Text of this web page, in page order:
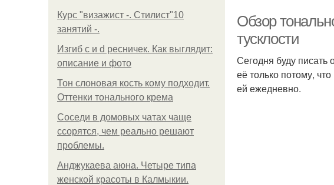
Курс "визажист -. Стилист"10
занятий -.
Изгиб c и d ресничек. Как выглядит:
описание и фото
Тон слоновая кость кому подходит.
Оттенки тонального крема
Соседи в домовых чатах чаще
ссорятся, чем реально решают
проблемы.
Анджукаева аюна. Четыре типа
женской красоты в Калмыкии.
Обзор
тусклости
Сегодня буду писать
её только потому,
ей ежедневно.